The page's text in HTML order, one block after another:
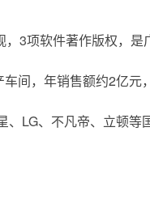
3项软件著作版权，是
间，年销售额约2亿元
LG、不凡帝、立顿